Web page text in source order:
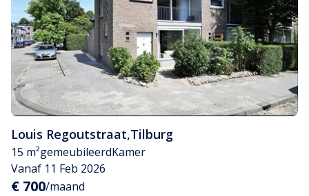
Louis Regoutstraat,Tilburg
15 m²gemeubileerdKamer
Vanaf 11 Feb 2026
€ 700/maand